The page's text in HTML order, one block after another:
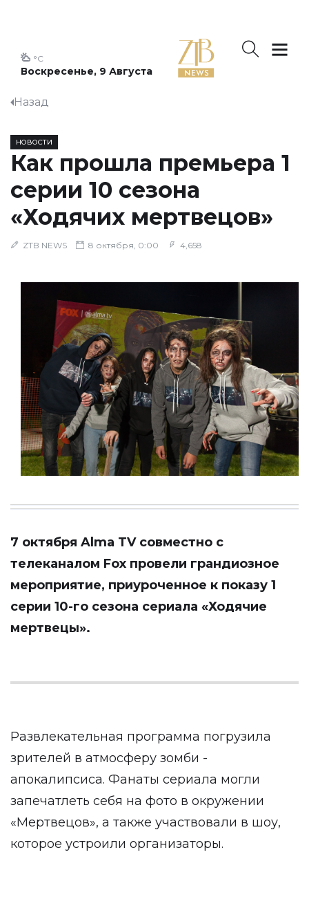
Воскресенье, 9 Августа
°C
Назад
НОВОСТИ
Как прошла премьера 1
серии 10 сезона
«Ходячих мертвецов»
ZTB NEWS 8 октября, 0:00 4,658
7 октября Alma TV совместно с
телеканалом Fox провели грандиозное
мероприятие, приуроченное к показу 1
серии 10-го сезона сериала «Ходячие
мертвецы».
Развлекательная программа погрузила
зрителей в атмосферу зомби -
апокалипсиса. Фанаты сериала могли
запечатлеть себя на фото в окружении
«Мертвецов», а также участвовали в шоу,
которое устроили организаторы.